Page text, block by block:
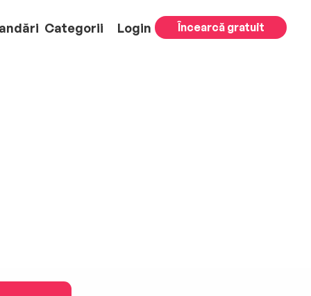
Categorii Login Încearcă gratuit